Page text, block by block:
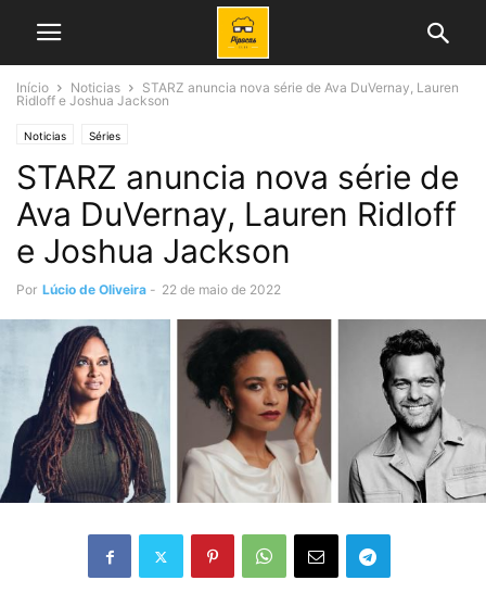
Início Noticias
STARZ anuncia nova série de Ava DuVernay, Lauren
Ridloff e Joshua Jackson
Noticias Séries
STARZ anuncia nova série de
Ava DuVernay, Lauren Ridloff
e Joshua Jackson
Por Lúcio de Oliveira - 22 de maio de 2022